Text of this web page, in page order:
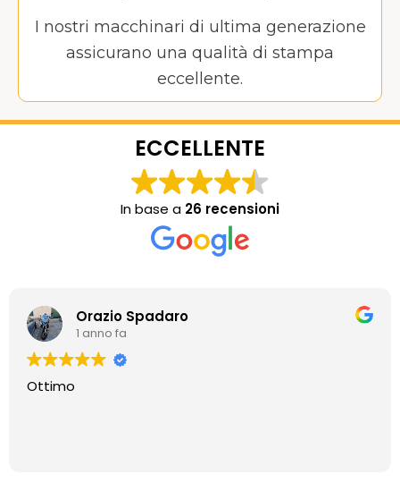
I nostri macchinari di ultima generazione
assicurano una qualità di stampa
eccellente.
ECCELLENTE
In base a 26 recensioni
Orazio Spadaro
1 anno fa
Ottimo